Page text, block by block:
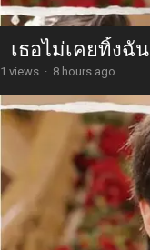
เธอไม่เคยทิ้งฉัน
1 views · 8 hours ago